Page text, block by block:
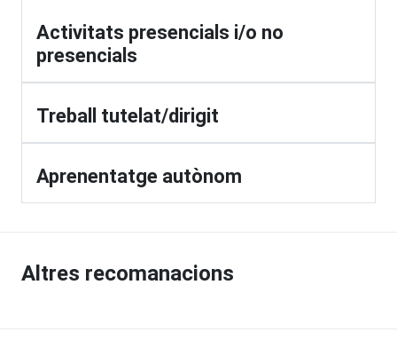
Activitats presencials i/o no
presencials
Treball tutelat/dirigit
Aprenentatge autònom
Altres recomanacions